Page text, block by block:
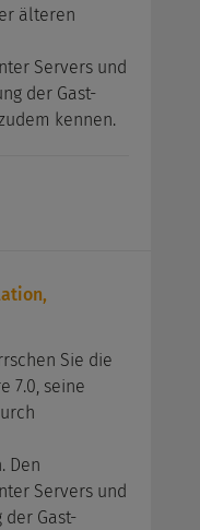
älteren
Servers und
der Gast-
kennen.
Sie die
7.0, seine
Den
Servers und
der Gast-